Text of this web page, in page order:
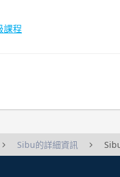
課程
Sibu的詳細資訊